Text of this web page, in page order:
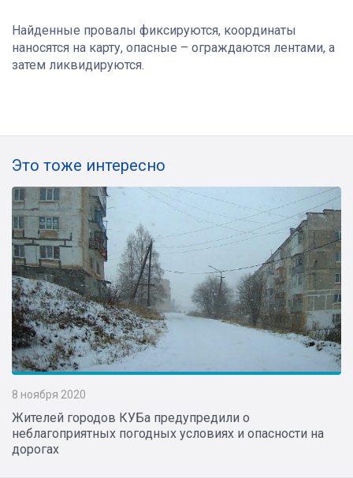
Найденные провалы фиксируются, координаты
наносятся на карту, опасные – ограждаются лентами, а
затем ликвидируются.
Это тоже интересно
8 ноября 2020
Жителей городов КУБа предупредили о
неблагоприятных погодных условиях и опасности на
дорогах